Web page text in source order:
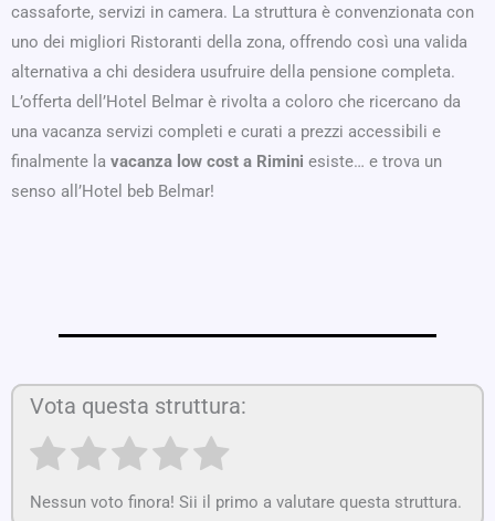
cassaforte, servizi in camera. La struttura è convenzionata con
uno dei migliori Ristoranti della zona, offrendo così una valida
alternativa a chi desidera usufruire della pensione completa.
L’offerta dell’Hotel Belmar è rivolta a coloro che ricercano da
una vacanza servizi completi e curati a prezzi accessibili e
finalmente la vacanza low cost a Rimini esiste… e trova un
senso all’Hotel beb Belmar!
Vota questa struttura:
Nessun voto finora! Sii il primo a valutare questa struttura.